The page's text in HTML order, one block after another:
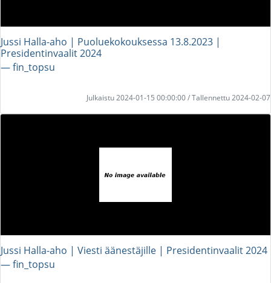
Jussi Halla-aho | Puoluekokouksessa 13.8.2023 |
Presidentinvaalit 2024
― fin_topsu
Julkaistu 2024-01-15 00:00:00 / Tallennettu 2024-02-07
Jussi Halla-aho | Viesti äänestäjille | Presidentinvaalit 2024
― fin_topsu